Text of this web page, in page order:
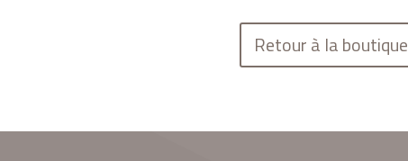
Retour à la boutique